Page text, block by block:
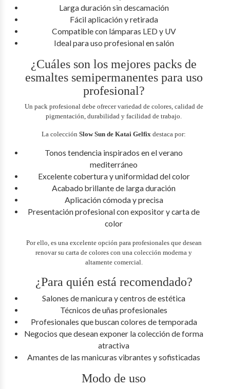
Larga duración sin descamación
Fácil aplicación y retirada
Compatible con lámparas LED y UV
Ideal para uso profesional en salón
¿Cuáles son los mejores packs de
esmaltes semipermanentes para uso
profesional?
Un pack profesional debe ofrecer variedad de colores, calidad de
pigmentación, durabilidad y facilidad de trabajo.
La colecciónSlow Sun de Katai Gelfix destaca por:
Tonos tendencia inspirados en el verano
mediterráneo
Excelente cobertura y uniformidad del color
Acabado brillante de larga duración
Aplicación cómoda y precisa
Presentación profesional con expositor y carta de
color
Por ello, es una excelente opción para profesionales que desean
renovar su carta de colores con una colección moderna y
altamente comercial.
¿Para quién está recomendado?
Salones de manicura y centros de estética
Técnicos de uñas profesionales
Profesionales que buscan colores de temporada
Negocios que desean exponer la colección de forma
atractiva
Amantes de las manicuras vibrantes y sofisticadas
Modo de uso